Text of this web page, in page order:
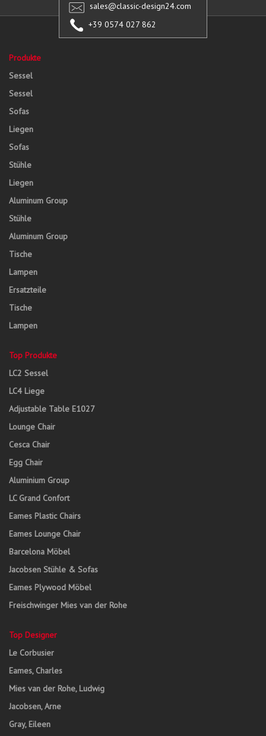
sales@classic-design24.com
+39 0574 027 862
Produkte
Sessel
Sessel
Sofas
Liegen
Sofas
Stühle
Liegen
Aluminum Group
Stühle
Aluminum Group
Tische
Lampen
Ersatzteile
Tische
Lampen
Top Produkte
LC2 Sessel
LC4 Liege
Adjustable Table E1027
Lounge Chair
Cesca Chair
Egg Chair
Aluminium Group
LC Grand Confort
Eames Plastic Chairs
Eames Lounge Chair
Barcelona Möbel
Jacobsen Stühle & Sofas
Eames Plywood Möbel
Freischwinger Mies van der Rohe
Top Designer
Le Corbusier
Eames, Charles
Mies van der Rohe, Ludwig
Jacobsen, Arne
Gray, Eileen